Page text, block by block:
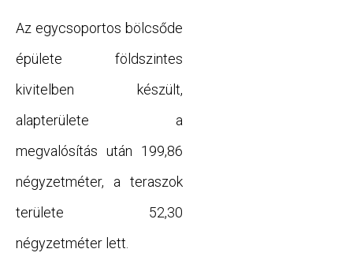
Az egycsoportos bölcsőde
épülete földszintes
kivitelben készült,
alapterülete a
megvalósítás után 199,86
négyzetméter, a teraszok
területe 52,30
négyzetméter lett.